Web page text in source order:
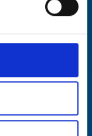
DISCOVER MORE →